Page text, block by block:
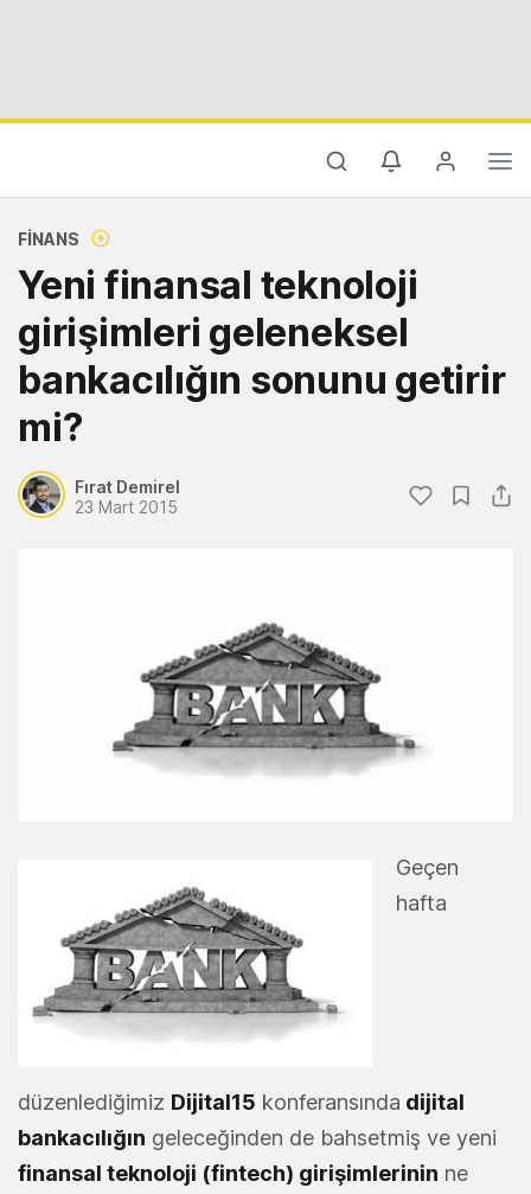
FINANS
Yeni finansal teknoloji
girişimleri geleneksel
bankacılığın sonunu getirir
mi?
Fırat Demirel
23 Mart 2015
Geçen
hafta
düzenlediğimiz Dijital15 konferansında dijital
bankacılığın geleceğinden de bahsetmiş ve yeni
finansal teknoloji (fintech) girişimlerinin ne